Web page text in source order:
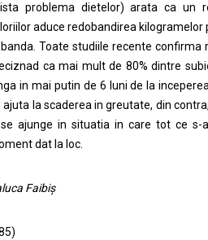
problema dietelor) arata ca un
aduce redobandirea kilogramelor
Toate studiile recente confirma
ca mai mult de 80% dintre
in mai putin de 6 luni de la
ajuta la scaderea in greutate, din
ajunge in situatia in care tot ce s-
dat la loc.
Faibiș